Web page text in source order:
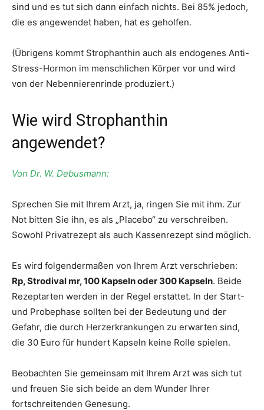
sind und es tut sich dann einfach nichts. Bei 85% jedoch,
die es angewendet haben, hat es geholfen.
(Übrigens kommt Strophanthin auch als endogenes Anti-
Stress-Hormon im menschlichen Körper vor und wird
von der Nebennierenrinde produziert.)
Wie wird Strophanthin
angewendet?
Von Dr. W. Debusmann:
Sprechen Sie mit Ihrem Arzt, ja, ringen Sie mit ihm. Zur
Not bitten Sie ihn, es als „Placebo“ zu verschreiben.
Sowohl Privatrezept als auch Kassenrezept sind möglich.
Es wird folgendermaßen von Ihrem Arzt verschrieben:
Rp, Strodival mr, 100 Kapseln oder 300 Kapseln. Beide
Rezeptarten werden in der Regel erstattet. In der Start-
und Probephase sollten bei der Bedeutung und der
Gefahr, die durch Herzerkrankungen zu erwarten sind,
die 30 Euro für hundert Kapseln keine Rolle spielen.
Beobachten Sie gemeinsam mit Ihrem Arzt was sich tut
und freuen Sie sich beide an dem Wunder Ihrer
fortschreitenden Genesung.